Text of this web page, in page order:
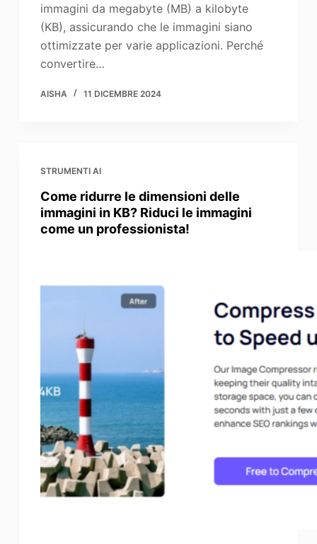
immagini da megabyte (MB) a kilobyte
(KB), assicurando che le immagini siano
ottimizzate per varie applicazioni. Perché
convertire…
AISHA 11 DICEMBRE 2024
STRUMENTI AI
Come ridurre le dimensioni delle
immagini in KB? Riduci le immagini
come un professionista!